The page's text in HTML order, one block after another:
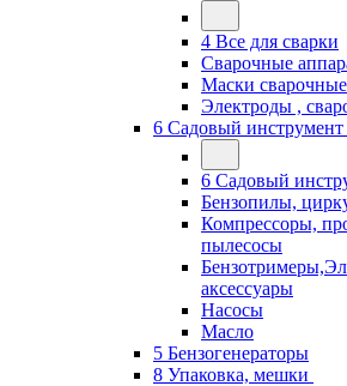
4 Все для сварки
Сварочные
Маски сварочные
Электроды ,
6 Садовый инструмент
6 Садовый
Бензопилы,
Компрессоры,
пылесосы
аксессуары
Насосы
Масло
5 Бензогенераторы
8 Упаковка, мешки